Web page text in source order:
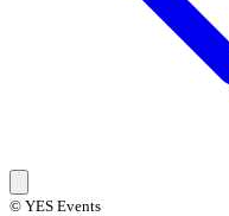
© YES Events